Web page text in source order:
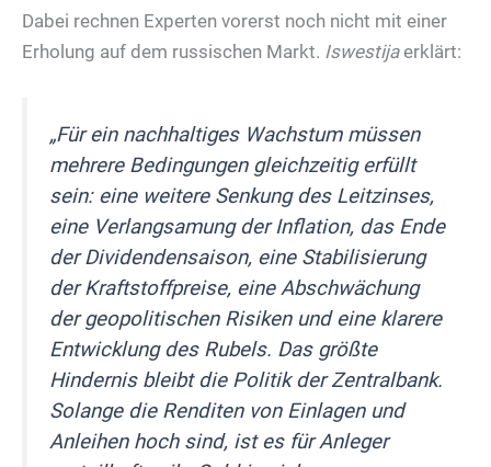
Dabei rechnen Experten vorerst noch nicht mit einer
Erholung auf dem russischen Markt. Iswestijaerklärt:
„Für ein nachhaltiges Wachstum müssen
mehrere Bedingungen gleichzeitig erfüllt
sein: eine weitere Senkung des Leitzinses,
eine Verlangsamung der Inflation, das Ende
der Dividendensaison, eine Stabilisierung
der Kraftstoffpreise, eine Abschwächung
der geopolitischen Risiken und eine klarere
Entwicklung des Rubels. Das größte
Hindernis bleibt die Politik der Zentralbank.
Solange die Renditen von Einlagen und
Anleihen hoch sind, ist es für Anleger